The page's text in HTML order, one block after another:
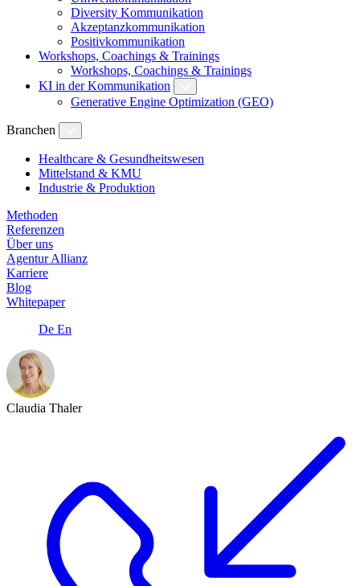
Diversity Kommunikation
Akzeptanzkommunikation
Positivkommunikation
Workshops, Coachings & Trainings
Workshops, Coachings & Trainings
KI in der Kommunikation
Generative Engine Optimization (GEO)
Branchen
Healthcare & Gesundheitswesen
Mittelstand & KMU
Industrie & Produktion
Methoden
Referenzen
Über uns
Agentur Allianz
Karriere
Blog
Whitepaper
De En
Claudia Thaler